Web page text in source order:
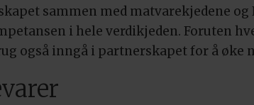
sammen med matvarekjedene og
i hele verdikjeden. Foruten
også inngå i partnerskapet for å øke